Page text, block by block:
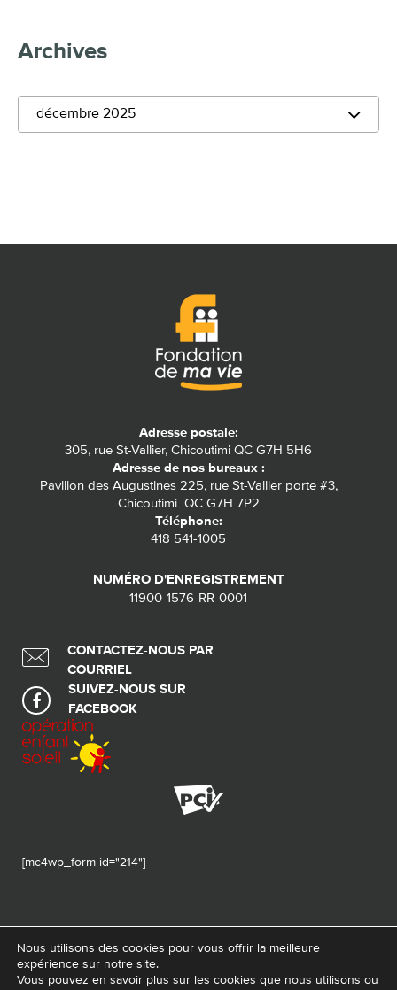
Archives
décembre 2025
Adresse postale:
305, rue St-Vallier, Chicoutimi QC G7H 5H6
Adresse de nos bureaux :
Pavillon des Augustines 225, rue St-Vallier porte #3,
Chicoutimi QC G7H 7P2
Téléphone:
418 541-1005
NUMÉRO D'ENREGISTREMENT
11900-1576-RR-0001
CONTACTEZ-NOUS PAR
COURRIEL
SUIVEZ-NOUS SUR
FACEBOOK
[mc4wp_form id="214"]
© 2026 Tous droits réservés - Fondation de ma vie – Pour la santé de la
Nous utilisons des cookies pour vous offrir la meilleure
expérience sur notre site.
Vous pouvez en savoir plus sur les cookies que nous utilisons ou